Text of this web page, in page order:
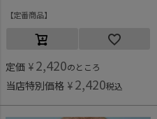
定番商品
定価 ¥ 2,420のところ
当店特別価格 ¥ 2,420税込